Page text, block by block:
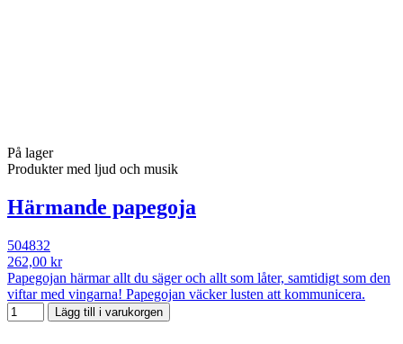
På lager
Produkter med ljud och musik
Härmande papegoja
504832
262,00 kr
Papegojan härmar allt du säger och allt som låter, samtidigt som den
viftar med vingarna! Papegojan väcker lusten att kommunicera.
Lägg till i varukorgen